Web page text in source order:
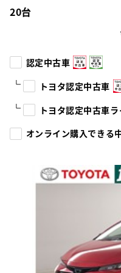
20台
認定中古車
トヨタ認定中古車
トヨタ認定中古車ラ
オンライン購入できる